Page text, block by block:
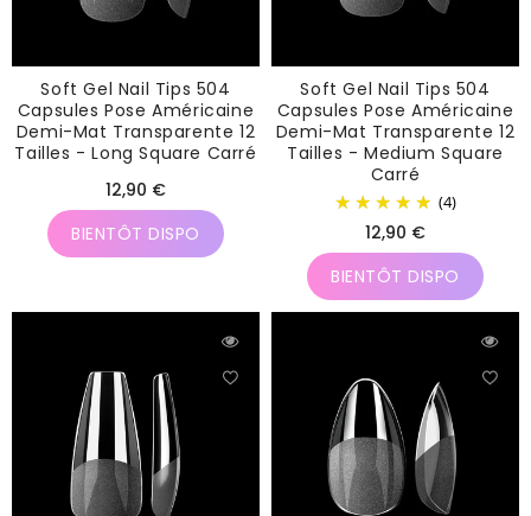
Soft Gel Nail Tips 504
Capsules Pose Américaine
Demi-Mat Transparente 12
Tailles - Long Square Carré
Prix
habituel
12,90 €
BIENTÔT DISPO
Soft Gel Nail Tips 504
Capsules Pose Américaine
Demi-Mat Transparente 12
Tailles - Medium Square
Carré
(4)
Prix
habituel
12,90 €
BIENTÔT DISPO